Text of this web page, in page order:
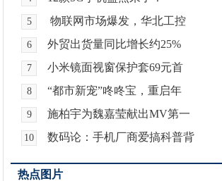
5 物联网市场爆发，华北工控
6 外贸出货量同比增长约25%
7 小米镜面视窗保护套69元首
8 “都市新宠”咚咚宝，重启年
9 施柏宇为魏嘉莹献出MV第一
10 数码论：手机厂商爱搞科普背
热点图片